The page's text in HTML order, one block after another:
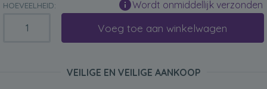
HOEVEELHEID: Wordt onmiddellijk verzonden
Voeg toe aan winkelwagen
VEILIGE EN VEILIGE AANKOOP